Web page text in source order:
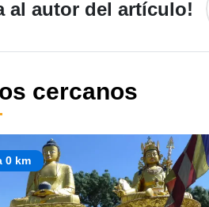
al autor del artículo!
cercanos
0 km